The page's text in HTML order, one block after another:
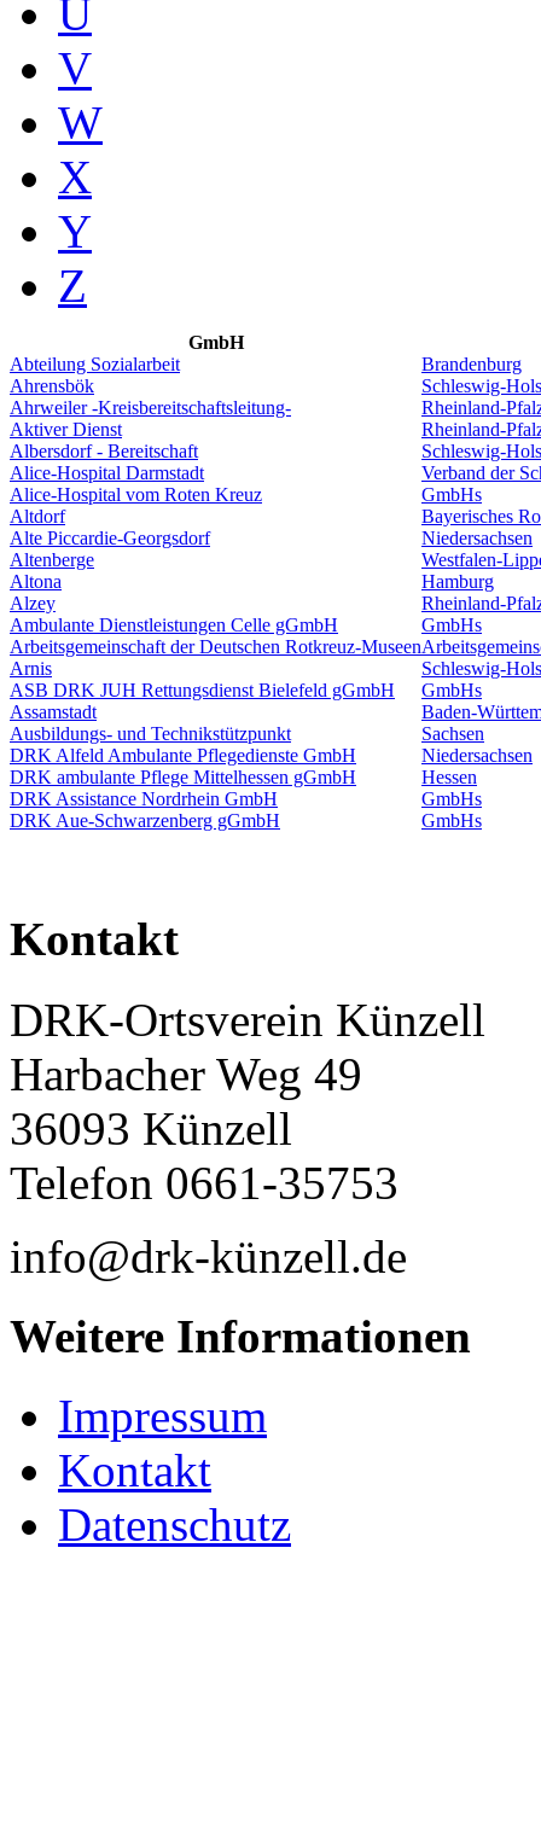
U
V
W
X
Y
Z
GmbH
Abteilung Sozialarbeit
Brandenburg
Ahrensbök
Schleswig-
Ahrweiler -Kreisbereitschaftsleitung-
Rheinland-
Aktiver Dienst
Rheinland-
Albersdorf - Bereitschaft
Schleswig-
Alice-Hospital Darmstadt
Verband der
Alice-Hospital vom Roten Kreuz
GmbHs
Altdorf
Bayerisches
Alte Piccardie-Georgsdorf
Niedersachsen
Altenberge
Westfalen-
Altona
Hamburg
Alzey
Rheinland-
Ambulante Dienstleistungen Celle gGmbH
GmbHs
Arbeitsgemeinschaft der Deutschen Rotkreuz-Museen
Arnis
Schleswig-
ASB DRK JUH Rettungsdienst Bielefeld gGmbH
GmbHs
Assamstadt
Baden-
Ausbildungs- und Technikstützpunkt
Sachsen
DRK Alfeld Ambulante Pflegedienste GmbH
Niedersachsen
DRK ambulante Pflege Mittelhessen gGmbH
Hessen
DRK Assistance Nordrhein GmbH
GmbHs
DRK Aue-Schwarzenberg gGmbH
GmbHs
Kontakt
DRK-Ortsverein Künzell
Harbacher Weg 49
36093 Künzell
Telefon 0661-35753
info@drk-künzell.de
Weitere Informationen
Impressum
Kontakt
Datenschutz